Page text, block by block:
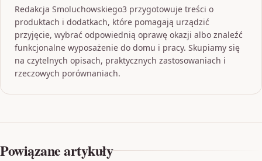
Redakcja Smoluchowskiego3 przygotowuje treści o
produktach i dodatkach, które pomagają urządzić
przyjęcie, wybrać odpowiednią oprawę okazji albo znaleźć
funkcjonalne wyposażenie do domu i pracy. Skupiamy się
na czytelnych opisach, praktycznych zastosowaniach i
rzeczowych porównaniach.
Powiązane artykuły